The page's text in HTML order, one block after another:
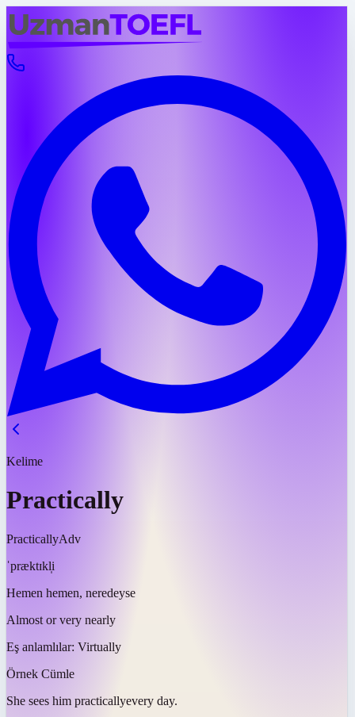
Kelime
Practically
PracticallyAdv
ˈpræktɪkl̩i
Hemen hemen, neredeyse
Almost or very nearly
Eş anlamlılar: Virtually
Örnek Cümle
She sees him practicallyevery day.